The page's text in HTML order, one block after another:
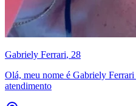
Gabriely Ferrari, 28
Olá, meu nome é Gabriely
atendimento